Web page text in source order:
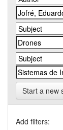
Start a new
Add filters: